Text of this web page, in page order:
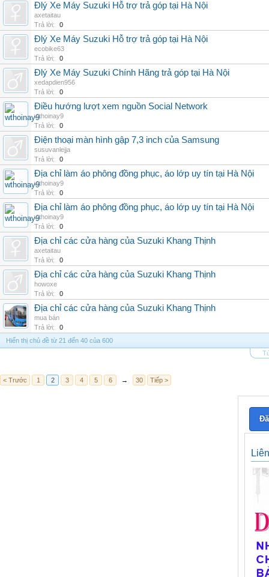
Đlý Xe Máy Suzuki Hỗ trợ trả góp tại Hà Nội‎
axetaitau
Trả lời:
0
Đlý Xe Máy Suzuki Hỗ trợ trả góp tại Hà Nội‎
ecobike63
Trả lời:
0
Đlý Xe Máy Suzuki Chính Hãng trả góp tại Hà Nội‎
xedapdien956
Trả lời:
0
Điều hướng lượt xem nguồn Social Network
wthoinay9
Trả lời:
0
Điện thoại màn hình gập 7,3 inch của Samsung
susuvanlejja
Trả lời:
0
Địa chỉ làm áo phông đồng phục, áo lớp uy tín tại Hà Nội
wthoinay9
Trả lời:
0
Địa chỉ làm áo phông đồng phục, áo lớp uy tín tại Hà Nội
wthoinay9
Trả lời:
0
Địa chỉ các cửa hàng của Suzuki Khang Thịnh
axetaitau
Trả lời:
0
Địa chỉ các cửa hàng của Suzuki Khang Thịnh
howoxe
Trả lời:
0
Địa chỉ các cửa hàng của Suzuki Khang Thịnh
mua bán
Trả lời:
0
Hiển thị chủ đề từ 21 đến 40 của 600
< Trước 1 2 3 4 5 6 → 30 Tiếp >